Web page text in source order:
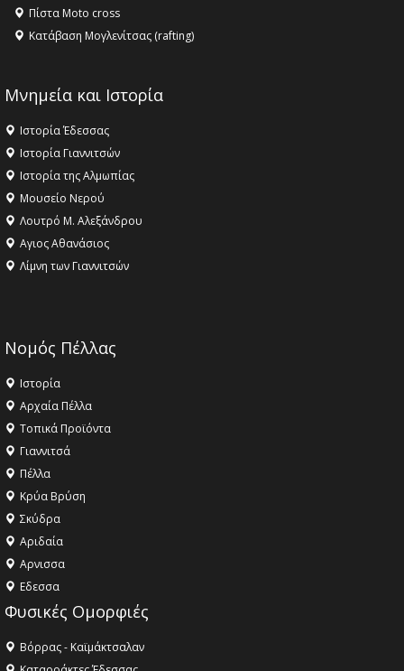
Πίστα Moto cross
Κατάβαση Μογλενίτσας (rafting)
Μνημεία και Ιστορία
Ιστορία Έδεσσας
Ιστορία Γιαννιτσών
Ιστορία της Αλμωπίας
Μουσείο Νερού
Λουτρό Μ. Αλεξάνδρου
Αγιος Αθανάσιος
Λίμνη των Γιαννιτσών
Νομός Πέλλας
Ιστορία
Αρχαία Πέλλα
Τοπικά Προϊόντα
Γιαννιτσά
Πέλλα
Κρύα Βρύση
Σκύδρα
Αριδαία
Aρνισσα
Eδεσσα
Φυσικές Ομορφιές
Βόρρας - Καϊμάκτσαλαν